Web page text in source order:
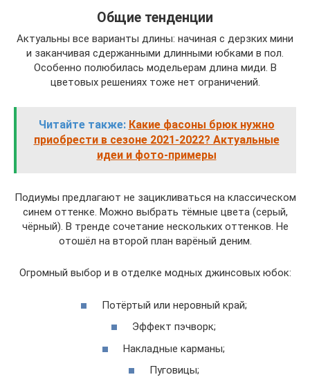
Общие тенденции
Актуальны все варианты длины: начиная с дерзких мини
и заканчивая сдержанными длинными юбками в пол.
Особенно полюбилась модельерам длина миди. В
цветовых решениях тоже нет ограничений.
Читайте также: Какие фасоны брюк нужно
приобрести в сезоне 2021-2022? Актуальные
идеи и фото-примеры
Подиумы предлагают не зацикливаться на классическом
синем оттенке. Можно выбрать тёмные цвета (серый,
чёрный). В тренде сочетание нескольких оттенков. Не
отошёл на второй план варёный деним.
Огромный выбор и в отделке модных джинсовых юбок:
Потёртый или неровный край;
Эффект пэчворк;
Накладные карманы;
Пуговицы;